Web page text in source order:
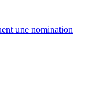
une nomination